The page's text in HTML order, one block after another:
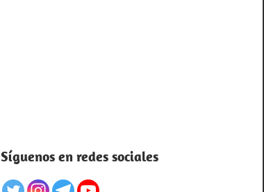
Síguenos en redes sociales